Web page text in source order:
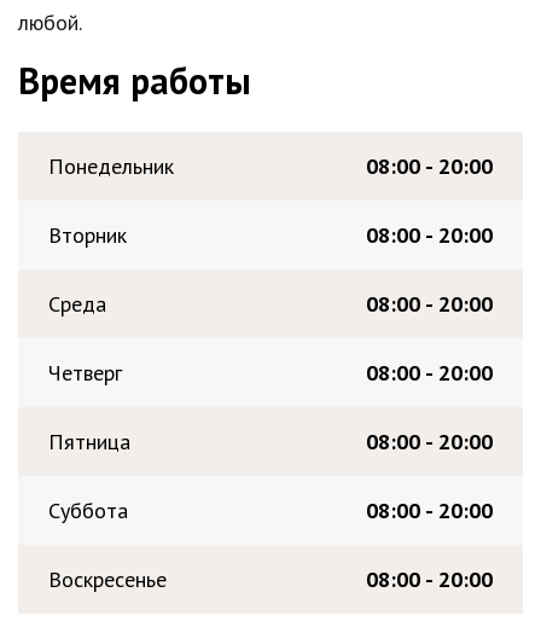
любой.
Время работы
Понедельник 08:00 - 20:00
Вторник 08:00 - 20:00
Среда 08:00 - 20:00
Четверг 08:00 - 20:00
Пятница 08:00 - 20:00
Суббота 08:00 - 20:00
Воскресенье 08:00 - 20:00